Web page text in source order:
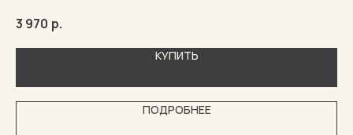
3 970 р.
КУПИТЬ
ПОДРОБНЕЕ